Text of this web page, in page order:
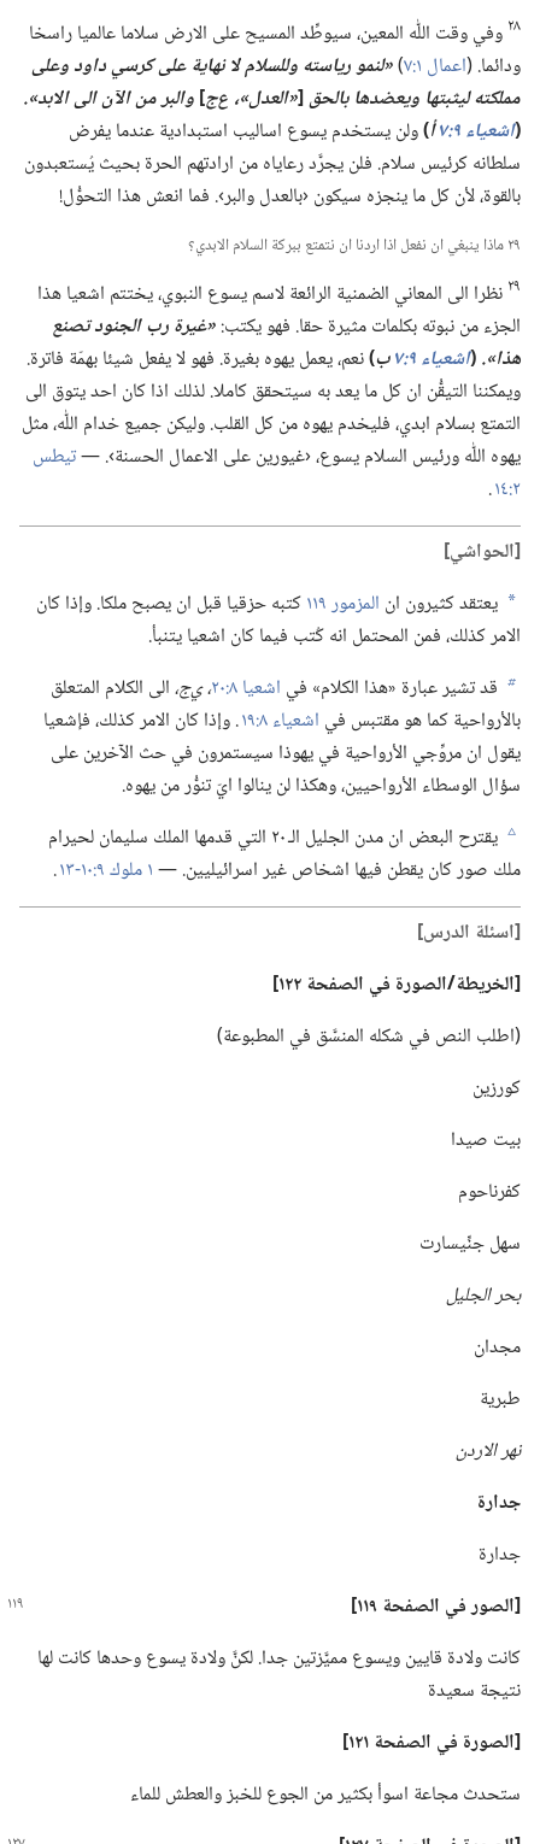
٢٨ وفي وقت اللّٰه المعين،‏ سيوطِّد المسيح على الارض سلاما عالميا راسخا
ودائما.‏ (‏اعمال ١:‏٧ ‏)‏‏«لنمو رياسته وللسلام لا نهاية على كرسي داود وعلى
مملكته ليثبتها ويعضدها بالحق[‏‏«العدل»،‏ ع‌ج‏]والبر من الآن الى الابد».‏
(‏اشعياء ٩:‏٧ أ‏)‏ولن يستخدم يسوع اساليب استبدادية عندما يفرض
سلطانه كرئيس سلام.‏ فلن يجرَّد رعاياه من ارادتهم الحرة بحيث يُستعبدون
بالقوة،‏ لأن كل ما ينجزه سيكون ‹بالعدل والبر›.‏ فما انعش هذا التحوُّل!‏
٢٩ ماذا ينبغي ان نفعل اذا اردنا ان نتمتع ببركة السلام الابدي؟‏
٢٩ نظرا الى المعاني الضمنية الرائعة لاسم يسوع النبوي،‏ يختتم اشعيا هذا
الجزء من نبوته بكلمات مثيرة حقا.‏ فهو يكتب:‏‏«غيرة رب الجنود تصنع
هذا».‏(‏اشعياء ٩:‏٧ ب‏)‏نعم،‏ يعمل يهوه بغيرة.‏ فهو لا يفعل شيئا بهمّة فاترة.‏
ويمكننا التيقُّن ان كل ما يعد به سيتحقق كاملا.‏ لذلك اذا كان احد يتوق الى
التمتع بسلام ابدي،‏ فليخدم يهوه من كل القلب.‏ وليكن جميع خدام اللّٰه،‏ مثل
يهوه اللّٰه ورئيس السلام يسوع،‏ ‹غيورين على الاعمال الحسنة›.‏ —‏تيطس
٢:‏١٤
.‏
‏[الحواشي]‏
a يعتقد كثيرون ان المزمور ١١٩
كتبه حزقيا قبل ان يصبح ملكا.‏ وإذا كان
الامر كذلك،‏ فمن المحتمل انه كُتب فيما كان اشعيا يتنبأ.‏
b قد تشير عبارة «هذا الكلام» في اشعيا ٨:‏٢٠ ‏،‏ ي‌ج،‏الى الكلام المتعلق
بالأرواحية كما هو مقتبس في اشعياء ٨:‏١٩
.‏ وإذا كان الامر كذلك،‏ فإشعيا
يقول ان مروِّجي الأرواحية في يهوذا سيستمرون في حث الآخرين على
سؤال الوسطاء الأرواحيين،‏ وهكذا لن ينالوا ايّ تنوُّر من يهوه.‏
c
يقترح البعض ان مدن الجليل الـ‍ ٢٠ التي قدمها الملك سليمان لحيرام
ملك صور كان يقطن فيها اشخاص غير اسرائيليين.‏ —‏١ ملوك ٩:‏​١٠-‏١٣
.‏
‏[اسئلة الدرس]‏
‏[الخريطة/‏الصورة في الصفحة ١٢٢]‏
‏(‏اطلب النص في شكله المنسَّق في المطبوعة)‏
كورزين
بيت صيدا
كفرناحوم
سهل جنِّيسارت
بحر الجليل
مجدان
طبرية
نهر الاردن
جدارة
جدارة
‏[الصور في الصفحة ١١٩]‏
كانت ولادة قايين ويسوع مميَّزتين جدا.‏ لكنَّ ولادة يسوع وحدها كانت لها
نتيجة سعيدة
‏[الصورة في الصفحة ١٢١]‏
ستحدث مجاعة اسوأ بكثير من الجوع للخبز والعطش للماء